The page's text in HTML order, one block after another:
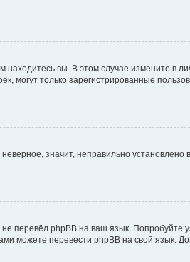
вы. В этом случае измените в
могут только зарегистрированные
значит, неправильно
перевёл phpBB на ваш язык. Попробуйте
можете перевести phpBB на свой